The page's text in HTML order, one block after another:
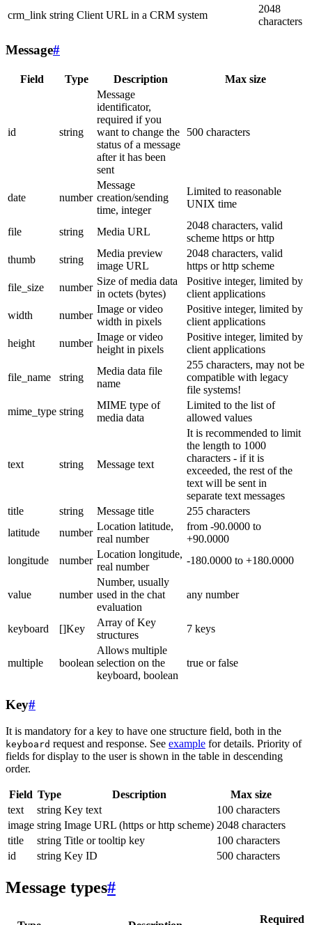
crm_link string Client URL in a CRM system
2048
characters
Message#
Field Type Description Max size
id string
Message
identificator,
required if you
want to change the
status of a message
after it has been
sent
500 characters
date number
Message
creation/sending
time, integer
Limited to reasonable
UNIX time
file string Media URL
2048 characters, valid
scheme https or http
thumb
string
Media preview
image URL
2048 characters, valid
https or http scheme
file_size
number
Size of media data
in octets (bytes)
Positive integer, limited by
client applications
width
number
Image or video
width in pixels
Positive integer, limited by
client applications
height
number
Image or video
height in pixels
Positive integer, limited by
client applications
file_name string
Media data file
name
255 characters, may not be
compatible with legacy
file systems!
mime_type string
MIME type of
media data
Limited to the list of
allowed values
text string Message text
It is recommended to limit
the length to 1000
characters - if it is
exceeded, the rest of the
text will be sent in
separate text messages
title
string Message title
255 characters
latitude
number
Location latitude,
real number
from -90.0000 to
+90.0000
longitude
number
Location longitude,
real number
-180.0000 to +180.0000
value number
Number, usually
used in the chat
evaluation
any number
keyboard []Key
Array of Key
structures
7 keys
multiple boolean
Allows multiple
selection on the
keyboard, boolean
true or false
Key#
It is mandatory for a key to have one structure field, both in the
keyboard request and response. See example for details. Priority of
fields for display to the user is shown in the table in descending
order.
Field Type Description
Max size
text
string Key text
100 characters
image string Image URL (https or http scheme) 2048 characters
title
string Title or tooltip key
100 characters
id
string Key ID 500 characters
Message types#
Required